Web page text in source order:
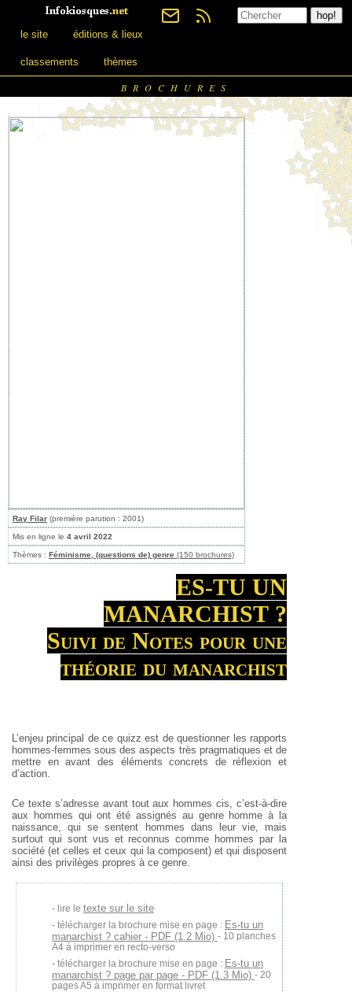
le site éditions & lieux
classements thèmes
BROCHURES
Ray Filar (première parution : 2001)
Mis en ligne le 4 avril 2022
Thèmes : Féminisme, (questions de) genre (150 brochures)
ES-TU UN
MANARCHIST ?
Suivi de Notes pour une
théorie du manarchist
L’enjeu principal de ce quizz est de questionner les rapports
hommes-femmes sous des aspects très pragmatiques et de
mettre en avant des éléments concrets de réflexion et
d’action.
Ce texte s’adresse avant tout aux hommes cis, c’est-à-dire
aux hommes qui ont été assignés au genre homme à la
naissance, qui se sentent hommes dans leur vie, mais
surtout qui sont vus et reconnus comme hommes par la
société (et celles et ceux qui la composent) et qui disposent
ainsi des privilèges propres à ce genre.
lire le texte sur le site
télécharger la brochure mise en page : Es-tu un
manarchist ? cahier - PDF (1.2 Mio) - 10 planches
A4 à imprimer en recto-verso
télécharger la brochure mise en page : Es-tu un
manarchist ? page par page - PDF (1.3 Mio) - 20
pages A5 à imprimer en format livret